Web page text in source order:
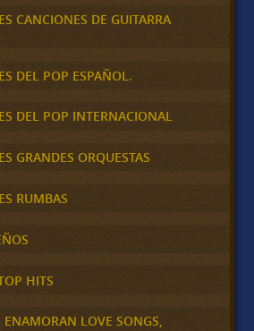
CANCIONES DE GUITARRA
DEL POP ESPAÑOL.
DEL POP INTERNACIONAL
GRANDES ORQUESTAS
RUMBAS
HITS
ENAMORAN LOVE SONGS,